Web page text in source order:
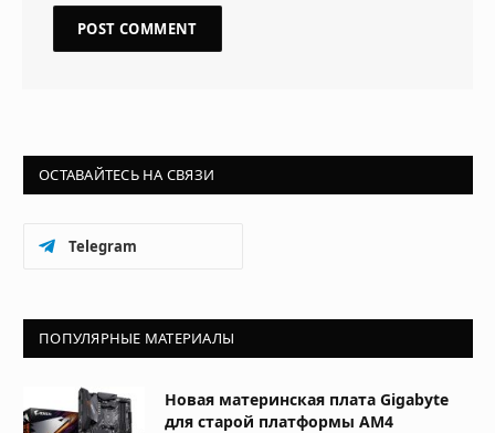
ОСТАВАЙТЕСЬ НА СВЯЗИ
Telegram
ПОПУЛЯРНЫЕ МАТЕРИАЛЫ
Новая материнская плата Gigabyte
для старой платформы AM4